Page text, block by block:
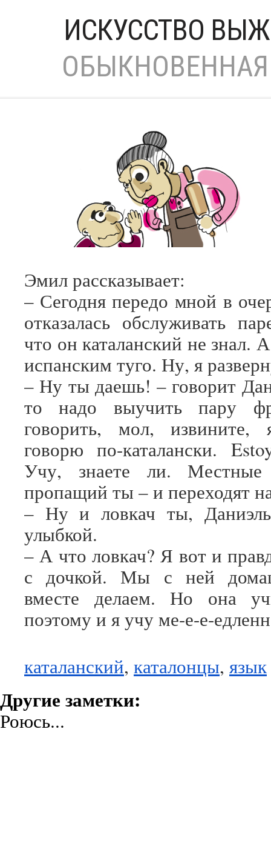
ИСКУССТВО
Эмил рассказывает:
– Сегодня передо мной в
отказалась обслуживать
что он каталанский не знал.
испанским туго. Ну, я
– Ну ты даешь! – говорит
то надо выучить пару
говорить, мол,
говорю по-каталански.
Учу, знаете ли.
пропащий ты – и переходят
– Ну и ловкач ты,
улыбкой.
– А что ловкач? Я вот и
с дочкой. Мы с ней
вместе делаем. Но она
поэтому и я учу ме-е-е-
каталанский, каталонцы, язык
Другие заметки:
Роюсь...